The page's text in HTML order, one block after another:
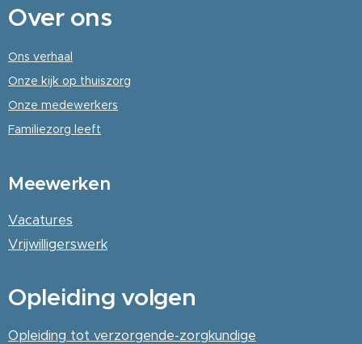
Over ons
Ons verhaal
Onze kijk op thuiszorg
Onze medewerkers
Familiezorg leeft
Meewerken
Vacatures
Vrijwilligerswerk
Opleiding volgen
Opleiding tot verzorgende-zorgkundige